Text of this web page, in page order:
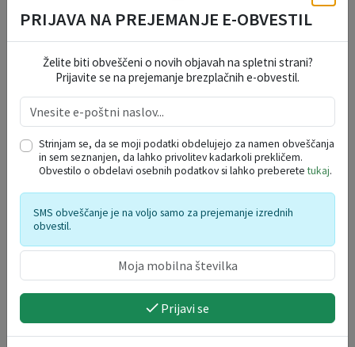
Razstava Jože Zupin: »Maturantska povorka 1970
– spomini, ujeti v objektiv«
07. 08. 2026
Kamnik
PRIJAVA NA PREJEMANJE E-OBVESTIL
Želite biti obveščeni o novih objavah na spletni strani?
Prijavite se na prejemanje brezplačnih e-obvestil.
Strinjam se, da se moji podatki obdelujejo za namen obveščanja
in sem seznanjen, da lahko privolitev kadarkoli prekličem.
Obvestilo o obdelavi osebnih podatkov si lahko preberetetukaj.
SMS obveščanje je na voljo samo za prejemanje izrednih
obvestil.
Prijavi se